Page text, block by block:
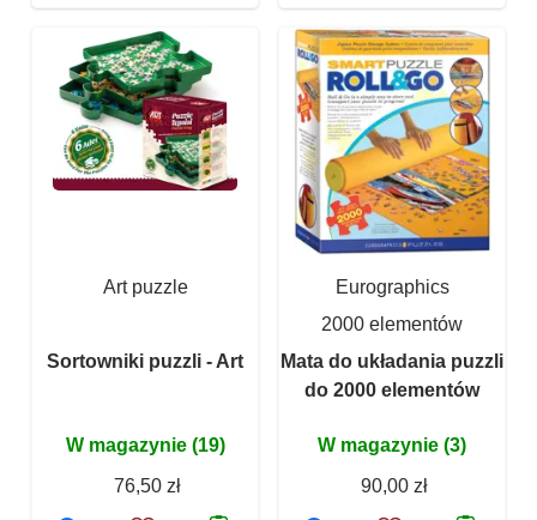
Art puzzle
Sortowniki puzzli - Art
W magazynie (19)
76,50 zł
Eurographics
2000 elementów
Mata do układania puzzli
do 2000 elementów
W magazynie (3)
90,00 zł